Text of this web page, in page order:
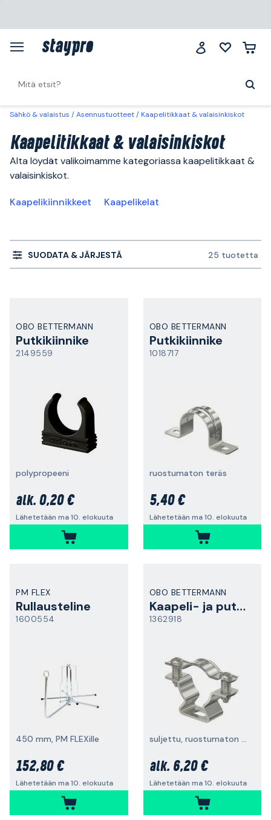
Sähkö & valaistus Asennustuotteet Kaapelitikkaat & valaisinkiskot
Kaapelitikkaat & valaisinkiskot
Alta löydät valikoimamme kategoriassa kaapelitikkaat &
valaisinkiskot.
Kaapelikiinnikkeet Kaapelikelat
SUODATA & JÄRJESTÄ 25 tuotetta
OBO BETTERMANN
Putkikiinnike
2149559
polypropeeni
alk. 0,20 €
Lähetetään ma 10. elokuuta
OBO BETTERMANN
Putkikiinnike
1018717
ruostumaton teräs
5,40 €
Lähetetään ma 10. elokuuta
PM FLEX
Rullausteline
1600554
450 mm, PM FLEXille
152,80 €
Lähetetään ma 10. elokuuta
OBO BETTERMANN
Kaapeli- ja putkikiinnike
1362918
suljettu, ruostumaton teräs, sinkitty
alk. 6,20 €
Lähetetään ma 10. elokuuta